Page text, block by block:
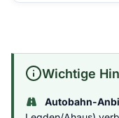
Wichtige
Autobahn-